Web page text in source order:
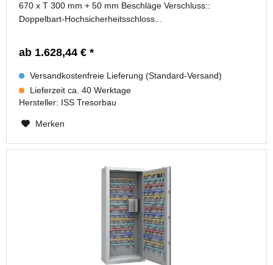
670 x T 300 mm + 50 mm Beschläge Verschluss::
Doppelbart-Hochsicherheitsschloss...
ab 1.628,44 € *
Versandkostenfreie Lieferung (Standard-Versand)
Lieferzeit ca. 40 Werktage
Hersteller: ISS Tresorbau
Merken